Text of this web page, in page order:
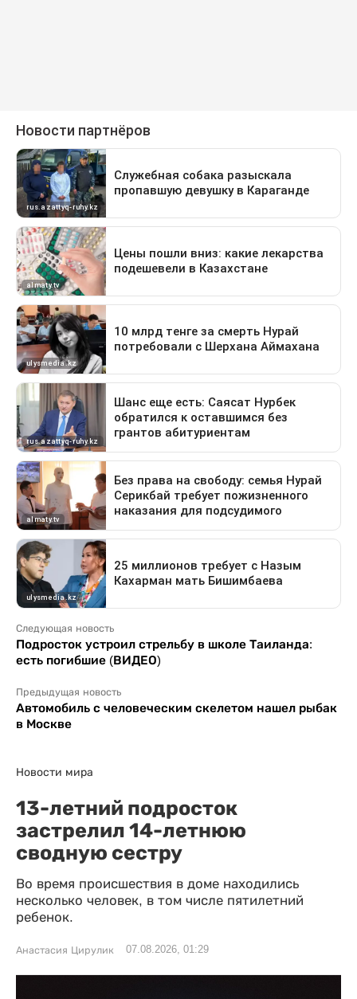
Следующая новость
Подросток устроил стрельбу в школе Таиланда:
есть погибшие (ВИДЕО)
Предыдущая новость
Автомобиль с человеческим скелетом нашел рыбак
в Москве
Новости мира
13-летний подросток
застрелил 14-летнюю
сводную сестру
Во время происшествия в доме находились
несколько человек, в том числе пятилетний
ребенок.
Анастасия Цирулик 07.08.2026, 01:29